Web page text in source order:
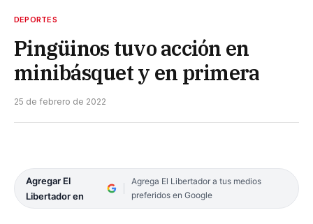
DEPORTES
Pingüinos tuvo acción en
minibásquet y en primera
25 de febrero de 2022
Agregar El
Libertador en
Agrega El Libertador a tus medios
preferidos en Google